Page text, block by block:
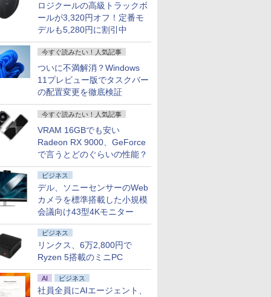
ロジクールの高級トラックボ
ールが3,320円オフ！定番モ
デルも5,280円に割引中
今すぐ読みたい！人気記事
ついに不満解消？Windows
11プレビュー版でタスクバー
の配置変更を徹底検証
今すぐ読みたい！人気記事
VRAM 16GBでも安い
Radeon RX 9000、GeForce
で言うとどのぐらいの性能？
ビジネス
デル、ソニーセンサーのWeb
カメラを標準搭載した小規模
会議向け43型4Kモニター
ビジネス
リンクス、6万2,800円で
Ryzen 5搭載のミニPC
AI ビジネス
社員全員にAIエージェント、